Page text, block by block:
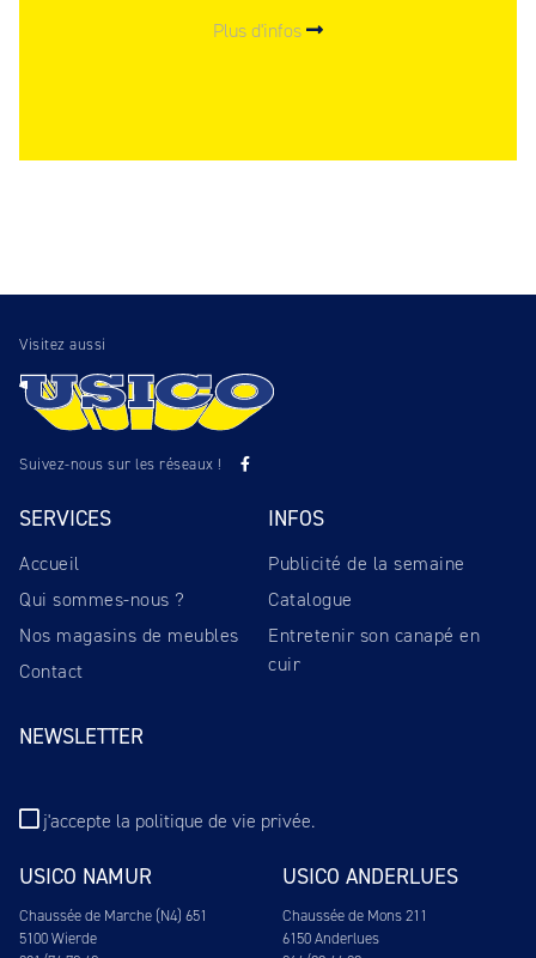
Plus d'infos
Visitez aussi
Suivez-nous sur les réseaux !
SERVICES
Accueil
Qui sommes-nous ?
Nos magasins de meubles
Contact
INFOS
Publicité de la semaine
Catalogue
Entretenir son canapé en
cuir
NEWSLETTER
j'accepte la politique de vie privée.
USICO NAMUR
Chaussée de Marche (N4) 651
5100 Wierde
USICO ANDERLUES
Chaussée de Mons 211
6150 Anderlues